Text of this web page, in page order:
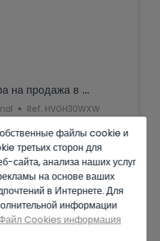
на продажа в ...
Ref. HVGH30WXW
m2 3 2
€
файлы cookie и
третьих сторон для
сайта, анализа наших услуг
на основе ваших
в Интернете. Для
информации
Cookies информация